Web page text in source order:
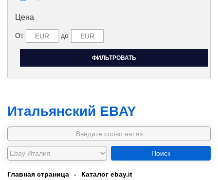
Цена
От до
Итальянский EBAY
Поиск
Главная страница - Каталог ebay.it